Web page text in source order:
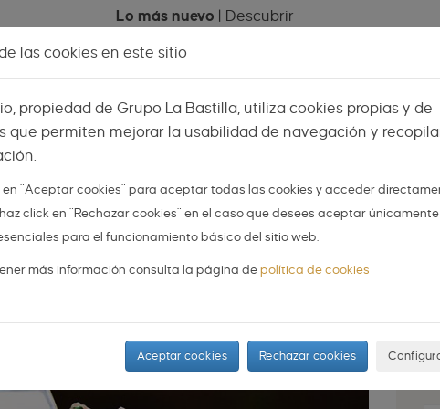
Lo más nuevo | Descubrir
Celebraciones Espacios Mi menú Visita
y cásate mañana
las cookies en este sitio
propiedad de Grupo La Bastilla, utiliza cookies propias y de
que permiten mejorar la usabilidad de navegación y
en "Aceptar cookies" para aceptar todas las cookies y acceder
click en "Rechazar cookies" en el caso que desees aceptar
para el funcionamiento básico del sitio web.
más información consulta la página depolítica de cookies
Aceptar cookies Rechazar cookies